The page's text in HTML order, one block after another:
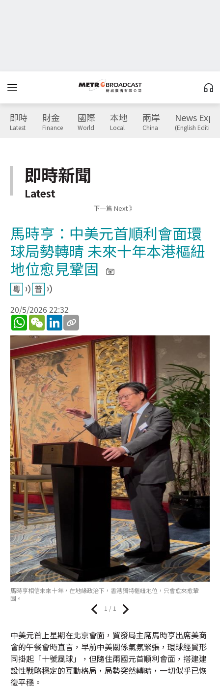
即時
Latest
財金
Finance
國際
World
本地
Local
兩岸
China
News
(English Edition)
即時新聞
Latest
下一篇 Next 》
馬時亨：中美元首順利會面環
球局勢轉晴 未來十年本港樞紐
地位愈見鞏固
20/5/2026 22:32
WhatsApp
WeChatLinkedIn
馬時亨相信未來十年，在地緣政治下，香港獨特樞紐地位，只會愈來愈鞏
固。
1 / 1
中美元首上星期在北京會面，貿發局主席馬時亨出席美商
會的午餐會時直言，早前中美關係氣氛緊張，環球經貿形
同掛起「十號風球」，但隨住兩國元首順利會面，搭建建
設性戰略穩定的互動格局，局勢突然轉晴，一切似乎已恢
復平穩。